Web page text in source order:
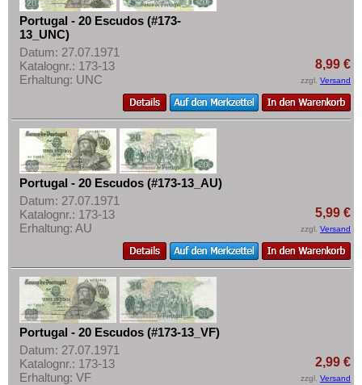
Portugal - 20 Escudos (#173-
13_UNC)
Datum: 27.07.1971
Katalognr.: 173-13
Erhaltung: UNC
8,99 €
zzgl. Versand
Portugal - 20 Escudos (#173-13_AU)
Datum: 27.07.1971
Katalognr.: 173-13
Erhaltung: AU
5,99 €
zzgl. Versand
Portugal - 20 Escudos (#173-13_VF)
Datum: 27.07.1971
Katalognr.: 173-13
Erhaltung: VF
2,99 €
zzgl. Versand